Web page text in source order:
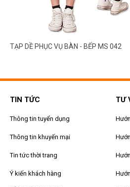
TẠP DỀ PHỤC VỤ BÀN - BẾP MS 042
TIN TỨC
Thông tin tuyển dụng
Thông tin khuyến mại
Tin tức thời trang
Ý kiến khách hàng
TƯ